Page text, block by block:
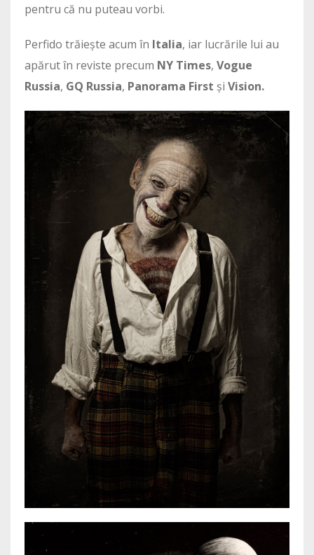
pentru că nu puteau vorbi.
Perfido trăiește acum în Italia, iar lucrările lui au
apărut în reviste precum NY Times, Vogue
Russia, GQ Russia, Panorama First și Vision.